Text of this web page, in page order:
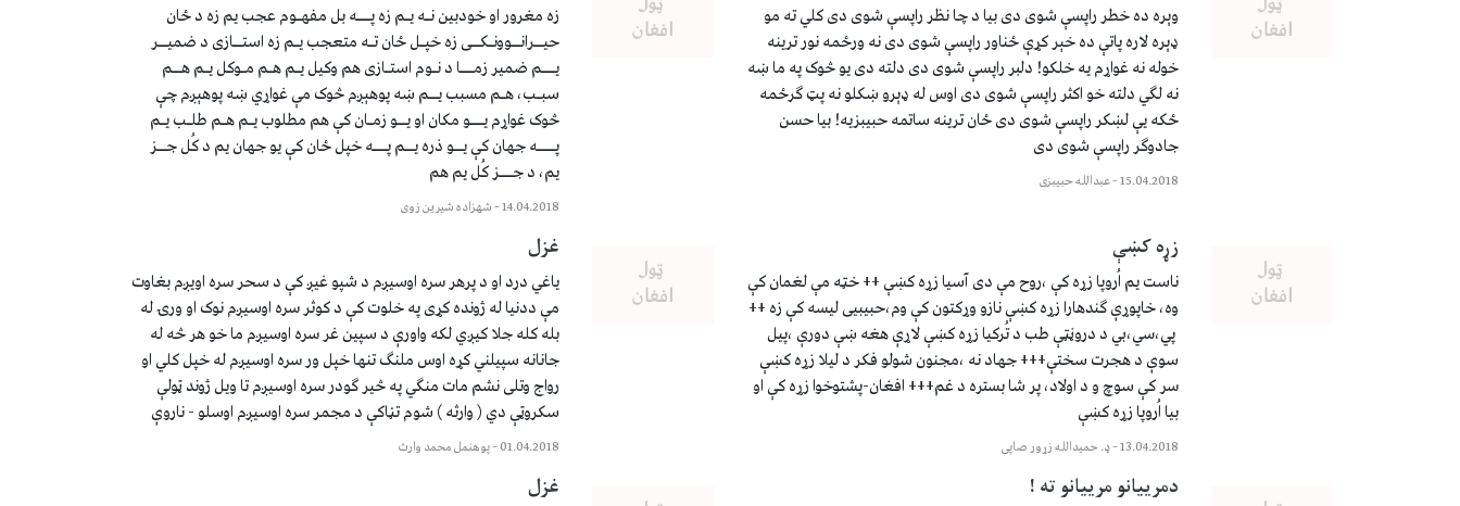
وېره ده خطر راپسې شوی دی بیا د چا نظر راپسې شوی دی کلي ته مو
ډېره لاره پاتې ده خېر کړې ځناور راپسې شوی دی نه ورځمه نور ترینه
خوله نه غواړم یه خلکو! دلبر راپسې شوی دی دلته دی یو څوک په ما ښه
نه لګي دلته خو اکثر راپسې شوی دی اوس له ډېرو ښکلو نه پټ ګرځمه
ځکه یې لښکر راپسې شوی دی ځان ترینه ساتمه حبیبزیه! بیا حسن
جادوګر راپسې شوی دی
15.04.2018
–عبدالله حبیبزی
زه مغرور او خودبين نـه يـم زه پـــه بل مفهـوم عجب يم زه د ځان
حيــرانــوونـکــی زه خپـل ځان تـه متعجب یـم زه استــازی د ضميــر
يـــم ضمیر زمـــا د نـوم استـازی هم وکيل يـم هـم مـوکل يـم هــم
سبـب، هـم مسبب یــم ښه پوهېږم څوک مې غواړي ښه پوهېږم چې
څوک غواړم يـــو مکان او يــو زمـان کې هم مطلوب يـم هـم طلـب يـم
پــــه جهان کې يــو ذره يــم پـــه خپل ځان کې يو جهان يم د کُل جــز
یم، د جـــز کُل یم هم
14.04.2018
–شهزاده شيرين زوی
زړه کښې
ناست یم اُروپا زړه کې ،روح مې دی آسیا زړه کښې ++ خټه مې لغمان کې
وه، خاپوړې ګندهارا زړه کښې نازو وړکتون کې وم،حبیبیی لیسه کې زه ++
پي،سي،بي د دروڼټې طب د تُرکیا زړه کښې لاړې هغه ښې دورې ،پیل
سوې د هجرت سختې+++ جهاد نه ،مجنون شولو فکر د لیلا زړه کښې
سر کې سوچ و د اولاد، پر شا بستره د غم+++ افغان-پشتوخوا زړه کې او
بیا اُروپا زړه کښې
13.04.2018
–ډ. حمیدالله زړور صاپی
غزل
یاغي درد او د پرهر سره اوسیږم د شپو غیږ کې د سحر سره اویږم بغاوت
مې ددنیا له ژونده کړی په خلوت کې د کوثر سره اوسیږم نوک او ورۍ له
بله کله جلا کیږي لکه واورې د سپین غر سره اوسیږم ما خو هر څه له
جانانه سپیلني کړه اوس ملنګ تنها خپل ور سره اوسیږم له خپل کلي او
رواج وتلی نشم مات منګي په څیر ګودر سره اوسیږم تا ویل ژوند ټولې
سکروټې دي ( وارثه ) شوم تڼاکې د مجمر سره اوسیږم اوسلو - ناروې
01.04.2018
–پوهنمل محمد وارث
دمرییانو مرییانو ته ! غزل